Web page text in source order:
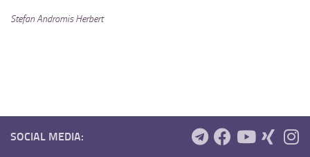
Stefan Andromis Herbert
SOCIAL MEDIA: